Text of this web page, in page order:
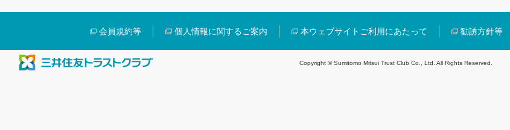
会員規約等 個人情報に関するご案内 本ウェブサイトご利用にあたって 勧誘方針等
Copyright © Sumitomo Mitsui Trust Club Co., Ltd. All Rights Reserved.